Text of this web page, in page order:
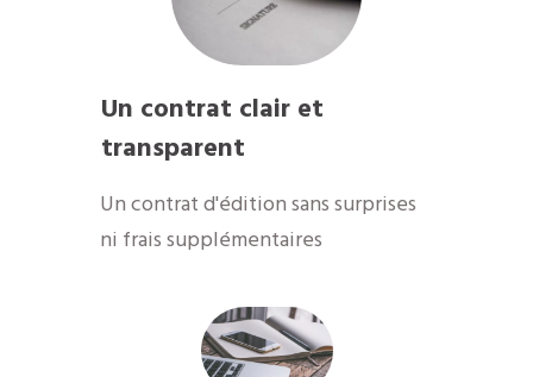
Un contrat clair et
transparent
Un contrat d'édition sans surprises
ni frais supplémentaires